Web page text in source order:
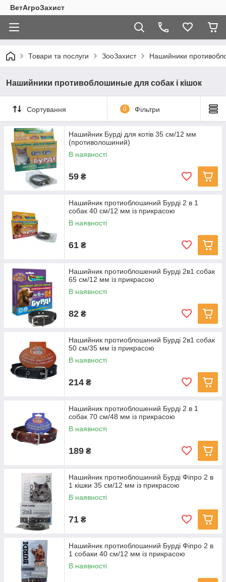
ВетАгроЗахист
Товари та послуги ЗооЗахист Нашийники
Нашийники противоблошиные для собак і кішок
Сортування 0 Фільтри
Нашийник Бурді для котів 35 см/12 мм
(противолошиний)
В наявності
59 ₴
Нашийник протиоблошиний Бурді 2 в 1
собак 40 см/12 мм із прикрасою
В наявності
61 ₴
Нашийник протиоблошений Бурді 2в1 собак
65 см/12 мм із прикрасою
В наявності
82 ₴
Нашийник протиоблошиний Бурді 2в1 собак
50 см/35 мм із прикрасою
В наявності
214 ₴
Нашийник протиоблошений Бурді 2 в 1
собак 70 см/48 мм із прикрасою
В наявності
189 ₴
Нашийник протиоблошиний Бурді Фіпро 2 в
1 кішки 35 см/12 мм із прикрасою
В наявності
71 ₴
Нашийник протиоблошиний Бурді Фіпро 2 в
1 собаки 40 см/12 мм із прикрасою
В наявності